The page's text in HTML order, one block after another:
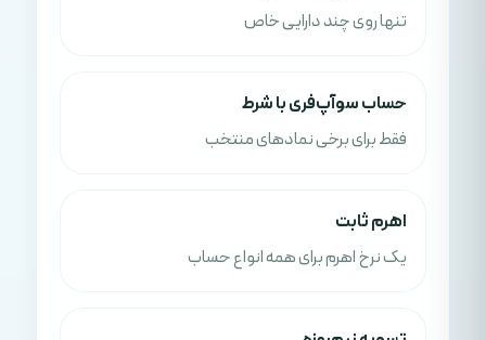
تنها روی چند دارایی خاص
حساب سوآپ‌فری با شرط
فقط برای برخی نمادهای منتخب
اهرم ثابت
یک نرخ اهرم برای همه انواع حساب